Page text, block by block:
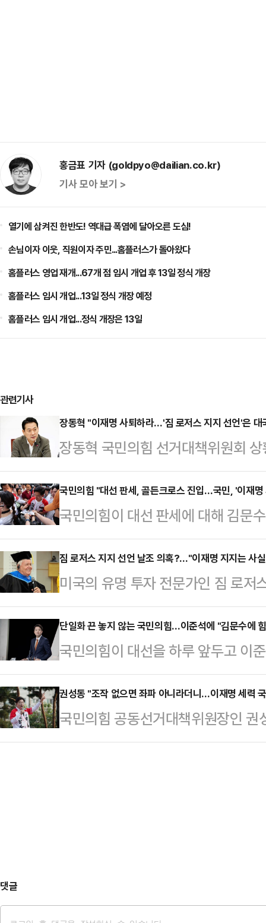
홍금표 기자 (goldpyo@dailian.co.kr)
기사 모아 보기 >
열기에 삼켜진 한반도! 역대급 폭염에 달아오른 도심!
손님이자 이웃, 직원이자 주민...홈플러스가 돌아왔다
홈플러스 영업 재개...67개 점 임시 개업 후 13일 정식 개장
홈플러스 임시 개업...13일 정식 개장 예정
홈플러스 임시 개업...정식 개장은 13일
관련기사
장동혁 "이재명 사퇴하라…'짐 로저스 지지 선언'은 대
장동혁 국민의힘 선거대책위원회
저스홀딩스 회장이 이재명 더불어
는 의혹 보도를 언급하며 "대선에
거짓말을 했으면 후보직에서 사퇴
은 2일 오전 여의도 중앙당사에서
보 지지 선언이 허위였다는 점을 가
게 됐고, 국제사회에서 대한민국
장은 "누가 봐도 이상한 형…
국민의힘 "대선 판세, 골든크로스 진입…국민, '이재
국민의힘이 대선 판세에 대해 김문
명 더불어민주당 후보를 앞선 '골든
앙선거대책위원회 대변인단장은 2
자들과 만나 "현장에서 보여지는
체 판세를 숫자로 말할 수 없지만
이는 김 후보의 전날 관측과 같은
기자들과 만나 "지금 여러 여론조
선다고 나오는 것으로 알…
짐 로저스 지지 선언 날조 의혹?…"이재명 지지는 사
미국의 유명 투자 전문가인 짐 로저
주당 대선 후보 지지 선언을 한 것
붙고 있다.민주당 의원의 주선으로
지지 선언을 한 게 맞다는 입장이지
일 회신을 통해 "그런 적이 없다"는
가짜 지지 선언을 날조한 사기극이
전 개성공단지원재단 이사장은 1일
후보 지지는 사…
단일화 끈 놓지 않는 국민의힘…이준석에 "김문수에
국민의힘이 대선을 하루 앞두고 이
결단할 때"라며 "이재명 범죄세력
모아주시길 부탁드린다"고 호소했
래는 이준석, 그러나. 아니 그래서
내대표는 "그동안 침묵했던 여론이
권성동 "조작 없으면 좌파 아니라더니…이재명 세력
국민의힘 공동선거대책위원장인
회장이 이재명 더불어민주당 대선
댓글